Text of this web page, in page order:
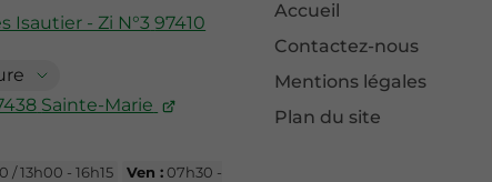
Isautier - Zi N°3 97410
Sainte-Marie
/ 13h00 - 16h15 Ven : 07h30 -
Accueil
Contactez-nous
Mentions légales
Plan du site